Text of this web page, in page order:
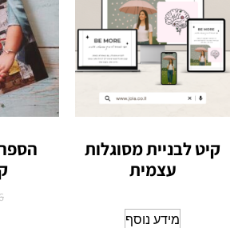
קיט לבניית מסוגלות
עצמית
מידע נוסף
הספר